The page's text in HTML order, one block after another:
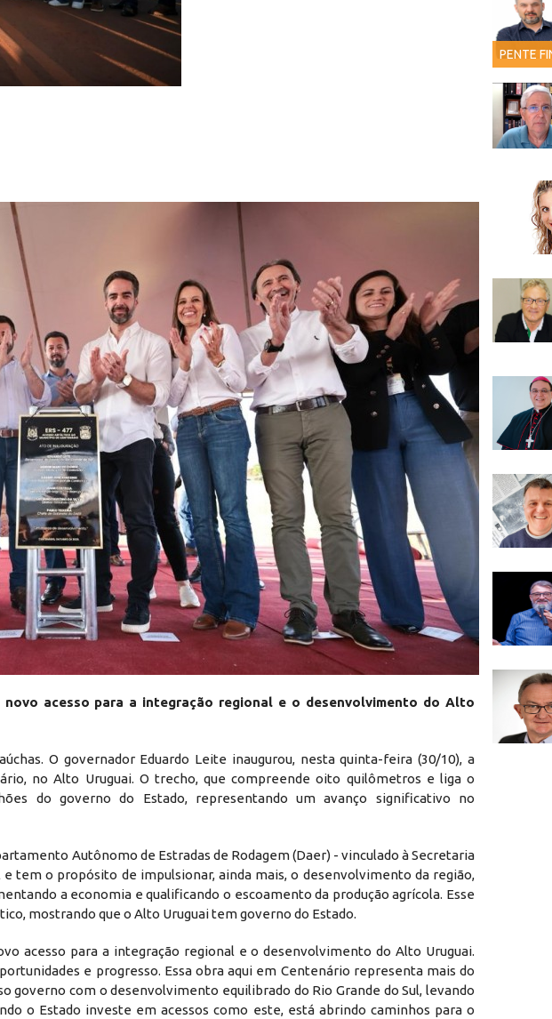
acesso para a integração regional e o desenvolvimento do Alto
O governador Eduardo Leite inaugurou, nesta quinta-feira (30/10), a
no Alto Uruguai. O trecho, que compreende oito quilômetros e liga o
do governo do Estado, representando um avanço significativo no
Autônomo de Estradas de Rodagem (Daer) - vinculado à Secretaria
tem o propósito de impulsionar, ainda mais, o desenvolvimento da região,
a economia e qualificando o escoamento da produção agrícola. Esse
mostrando que o Alto Uruguai tem governo do Estado.
acesso para a integração regional e o desenvolvimento do Alto Uruguai.
e progresso. Essa obra aqui em Centenário representa mais do
governo com o desenvolvimento equilibrado do Rio Grande do Sul, levando
o Estado investe em acessos como este, está abrindo caminhos para o
PENTE